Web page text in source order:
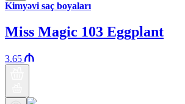
Kimyəvi saç boyaları
Miss Magic 103 Eggplant
3.65